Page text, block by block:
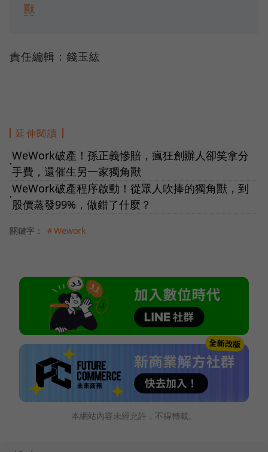
獸
責任編輯：錢玉紘
延伸閱讀
●
WeWork破產！孫正義慘賠，瘋狂創辦人卻笑拿分
手費，還催生另一家獨角獸
●
WeWork破產程序啟動！從眾人吹捧的獨角獸，到
股價蒸發99%，做錯了什麼？
關鍵字： ＃Wework
本網站內容未經允許，不得轉載。